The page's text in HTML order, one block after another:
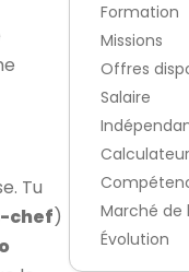
Tu
chef)
Formation
Missions
Offres
Salaire
Calculateur
Marché de
Évolution